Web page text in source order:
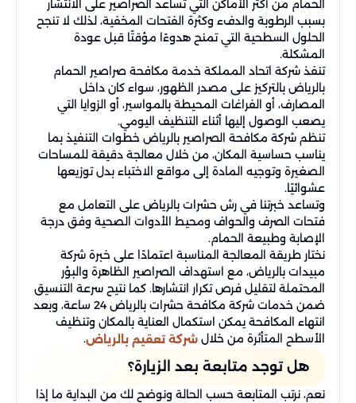
الحمام من أكثر الأماكن التي تساعد الصراصير على الانتشار
بسبب الرطوبة والدفء وكثرة الفتحات المخفية، لذلك لا تنجح
الحلول السطحية التي تمنح هدوءًا مؤقتًا قبل عودة
المشكلة.
تنفذ شركة اتحاد المملكة خدمة مكافحة صراصير الحمام
بالرياض بالتركيز على مصدر الظهور، سواء كان داخل
المصارف، أو الفراغات المحيطة بالمواسير، أو الزوايا التي
يصعب الوصول إليها أثناء التنظيف اليومي.
تنظم شركة مكافحة الصراصير بالرياض خطوات التنفيذ بما
يناسب حساسية المكان، من خلال معالجة دقيقة للمساحات
الصغيرة وتوجيه المادة إلى مواقع الاختباء بدل توزيعها
عشوائيًا.
وتساعد خبرتنا في رش حشرات بالرياض على التعامل مع
فتحات الصرف والحواف ومحيط الأدوات الصحية وفق درجة
الإصابة وطبيعة الحمام.
نختار طريقة المعالجة المناسبة اعتمادًا على خبرة شركة
مبيدات بالرياض، مع استهداف الصراصير الظاهرة والبؤر
المحتملة لتقليل فرص تكرار انتشارها. كما نتيح سرعة التنسيق
ضمن خدمات شركة مكافحة حشرات بالرياض 24 ساعة، وبعد
انتهاء المكافحة يمكن استكمال العناية بالمكان وتنظيف
الأسطح المتأثرة من خلال شركة تعقيم بالرياض.
هل توجد متابعة بعد الزيارة؟
نعم، نرتب المتابعة حسب الحالة ونوضح لك من البداية ما إذا